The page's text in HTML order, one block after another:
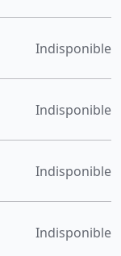
Indisponible
Indisponible
Indisponible
Indisponible